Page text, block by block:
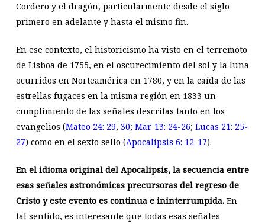
Cordero y el dragón, particularmente desde el siglo
primero en adelante y hasta el mismo fin.
En ese contexto, el historicismo ha visto en el terremoto
de Lisboa de 1755, en el oscurecimiento del sol y la luna
ocurridos en Norteamérica en 1780, y en la caída de las
estrellas fugaces en la misma región en 1833 un
cumplimiento de las señales descritas tanto en los
evangelios (Mateo 24: 29, 30; Mar. 13: 24-26; Lucas 21: 25-
27) como en el sexto sello (Apocalipsis 6: 12-17).
En el idioma original del Apocalipsis, la secuencia entre
esas señales astronómicas precursoras del regreso de
Cristo y este evento es continua e ininterrumpida.En
tal sentido, es interesante que todas esas señales